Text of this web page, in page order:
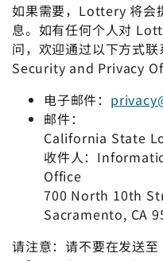
如果需要，Lottery 将会
息。如有任何个人对
问，欢迎通过以下方式
Security and Privacy
电子邮件：
邮件：
California State
收件人：
Office
700 North 10th
Sacramento, CA
请注意：请不要在发送